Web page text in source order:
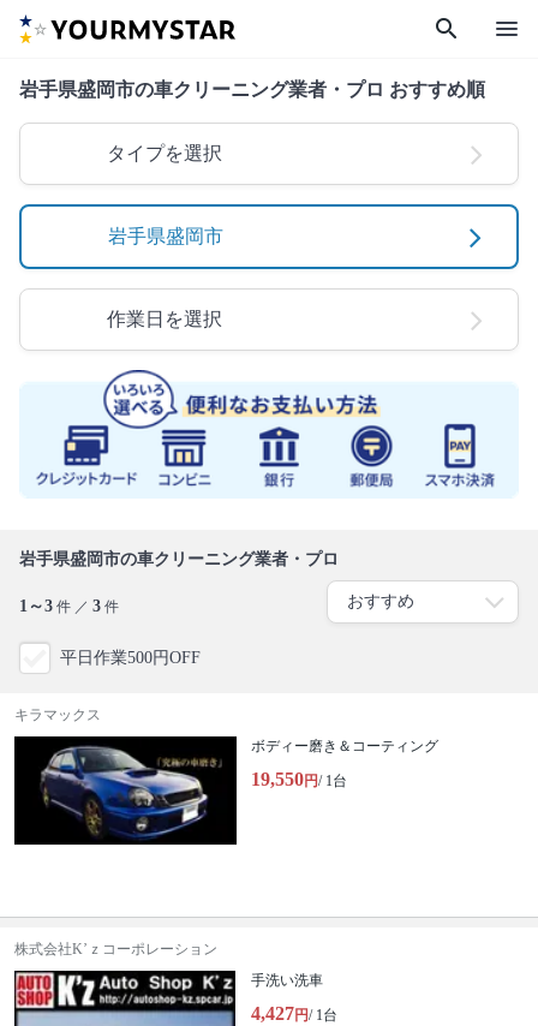
search menu
岩手県盛岡市の車クリーニング業者・プロ おすすめ順
タイプを選択
岩手県盛岡市
作業日を選択
岩手県盛岡市の車クリーニング業者・プロ
1～3 件 ／ 3 件
平日作業500円OFF
キラマックス
ボディー磨き＆コーティング
19,550円/ 1台
株式会社K’ｚコーポレーション
手洗い洗車
4,427円/ 1台